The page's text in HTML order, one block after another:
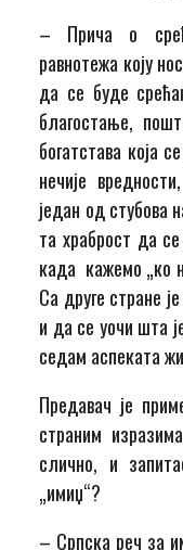
– Прича о
равнотежа коју
да се буде
благостање,
богатстава која
нечије
један од стубова
та храброст да
када кажемо „ко
Са друге стране
и да се уочи шта
седам аспеката
Предавач је
страним
слично, и
„имиџ“?
– Српска реч за